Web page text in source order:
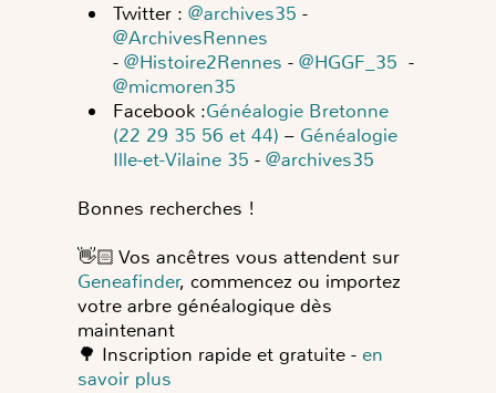
Twitter :@archives35 -
@ArchivesRennes
- @Histoire2Rennes -@HGGF_35 -
@micmoren35
Facebook :Généalogie Bretonne
(22 29 35 56 et 44) – Généalogie
Ille-et-Vilaine 35 -@archives35
Bonnes recherches !
👋🏻 Vos ancêtres vous attendent sur
Geneafinder, commencez ou importez
votre arbre généalogique dès
maintenant
🌳 Inscription rapide et gratuite - en
savoir plus